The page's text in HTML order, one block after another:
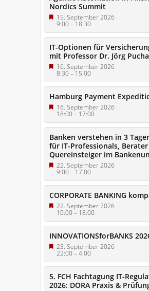
Nordics Summit
15. September 2026
9:00–18:30
IT-Optionen für
mit Professor Dr. Jörg
16. September 2026
8:30–15:00
Hamburg Payment
16. September 2026
18:00– 17:00
Banken verstehen in 3
für IT-Professionals,
Quereinsteiger im
22. September 2026
9:00–17:00
CORPORATE BANKING
22. September 2026
10:00– 18:00
INNOVATIONSforBANKS
23. September 2026
22:00–4:00
5. FCH Fachtagung IT-
2026: DORA Praxis &